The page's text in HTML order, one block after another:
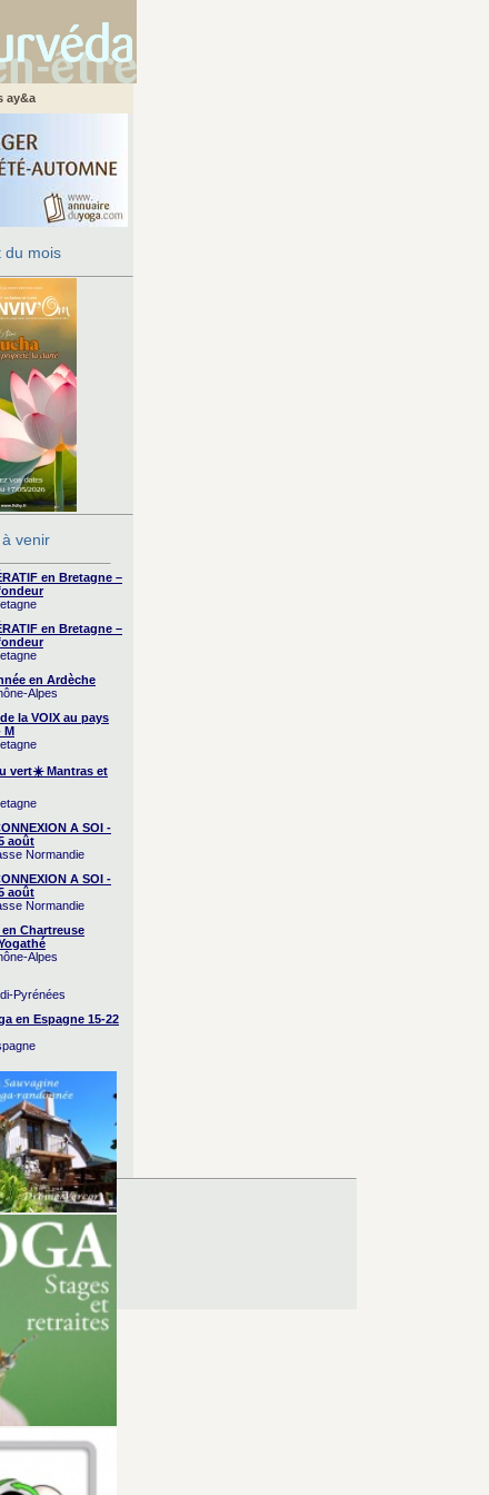
ay&a
du mois
venir
en Bretagne –
en Bretagne –
en Ardèche
Alpes
la VOIX au pays
M
vert☀️ Mantras et
A SOI -
août
Normandie
A SOI -
août
Normandie
Chartreuse
Alpes
Pyrénées
en Espagne 15-22
d’Utilisation